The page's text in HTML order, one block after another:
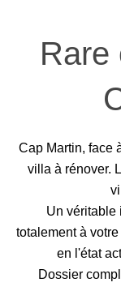
Rare
Cap Martin, face
villa à rénover.
Un véritable
totalement à
en l'état
Dossier